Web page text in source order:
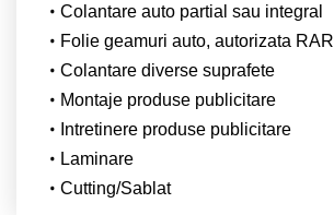
Colantare auto partial sau integral
Folie geamuri auto, autorizata RAR
Colantare diverse suprafete
Montaje produse publicitare
Intretinere produse publicitare
Laminare
Cutting/Sablat